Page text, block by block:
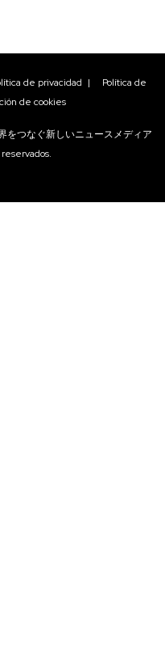
de privacidad | Política de
de cookies
をつなぐ新しいニュースメディア